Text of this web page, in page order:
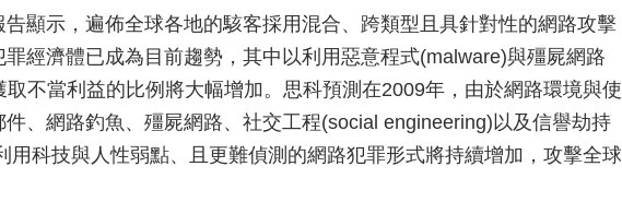
顯示，遍佈全球各地的駭客採用混合、跨類型且具針對性的網路攻擊
經濟體已成為目前趨勢，其中以利用惡意程式(malware)與殭屍網路
不當利益的比例將大幅增加。思科預測在2009年，由於網路環境與使
、網路釣魚、殭屍網路、社交工程(social engineering)以及信譽劫持
用科技與人性弱點、且更難偵測的網路犯罪形式將持續增加，攻擊全球